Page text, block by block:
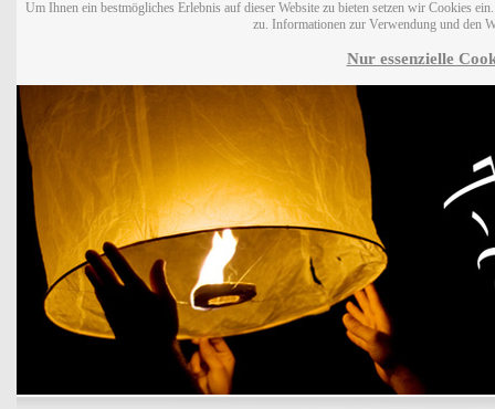
Um Ihnen ein bestmögliches Erlebnis auf dieser Website zu bieten setzen wir Cookies
zu. Informationen zur Verwendung und den
Nur essenzielle